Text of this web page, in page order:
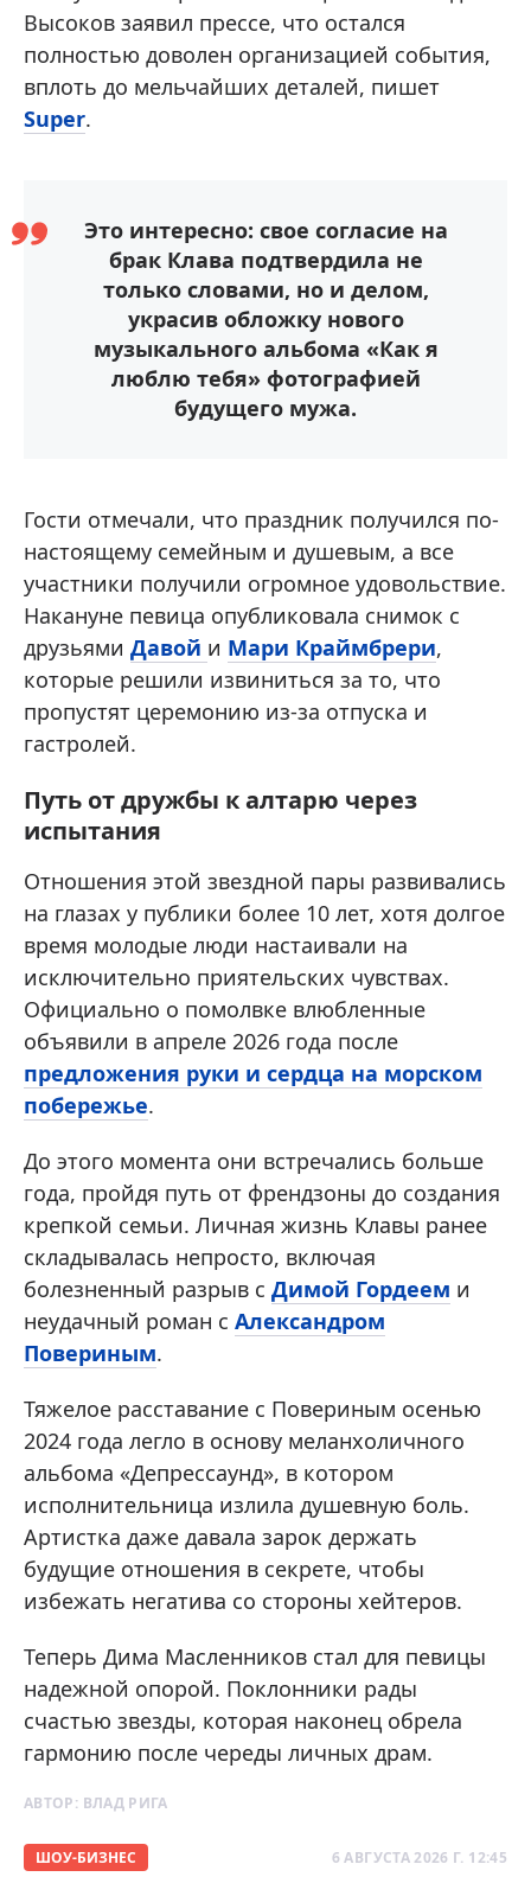
Высоков заявил прессе, что остался
полностью доволен организацией события,
вплоть до мельчайших деталей, пишет
Super.
Это интересно: свое согласие на
брак Клава подтвердила не
только словами, но и делом,
украсив обложку нового
музыкального альбома «Как я
люблю тебя» фотографией
будущего мужа.
Гости отмечали, что праздник получился по-
настоящему семейным и душевым, а все
участники получили огромное удовольствие.
Накануне певица опубликовала снимок с
друзьями Давой и Мари Краймбрери,
которые решили извиниться за то, что
пропустят церемонию из-за отпуска и
гастролей.
Путь от дружбы к алтарю через
испытания
Отношения этой звездной пары развивались
на глазах у публики более 10 лет, хотя долгое
время молодые люди настаивали на
исключительно приятельских чувствах.
Официально о помолвке влюбленные
объявили в апреле 2026 года после
предложения руки и сердца на морском
побережье.
До этого момента они встречались больше
года, пройдя путь от френдзоны до создания
крепкой семьи. Личная жизнь Клавы ранее
складывалась непросто, включая
болезненный разрыв с Димой Гордеем и
неудачный роман с Александром
Повериным.
Тяжелое расставание с Повериным осенью
2024 года легло в основу меланхоличного
альбома «Депрессаунд», в котором
исполнительница излила душевную боль.
Артистка даже давала зарок держать
будущие отношения в секрете, чтобы
избежать негатива со стороны хейтеров.
Теперь Дима Масленников стал для певицы
надежной опорой. Поклонники рады
счастью звезды, которая наконец обрела
гармонию после череды личных драм.
АВТОР: ВЛАД РИГА
ШОУ-БИЗНЕС 6 АВГУСТА 2026 Г. 12:45